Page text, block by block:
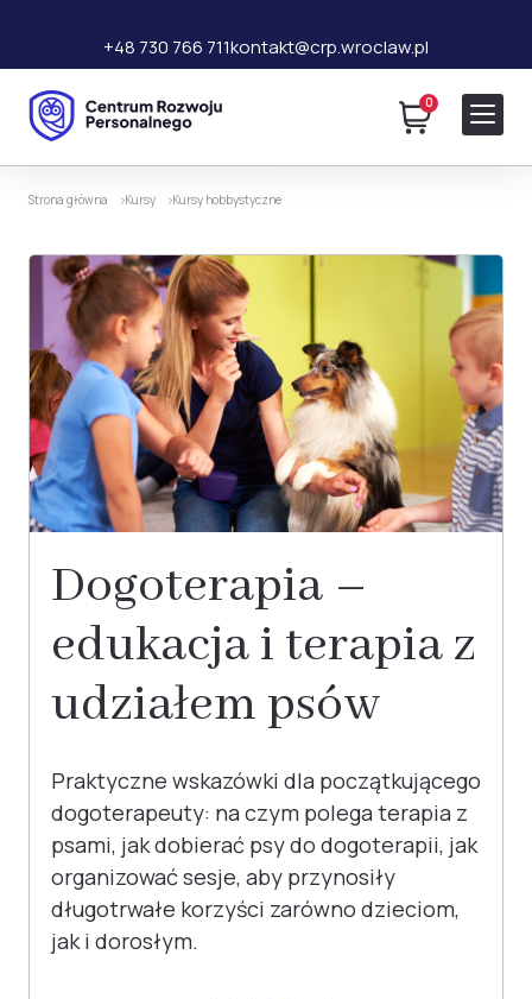
+48 730 766 711kontakt@crp.wroclaw.pl
0
99 zł310 zł Dodaj do koszyka
Strona główna Kursy Kursy hobbystyczne
Dogoterapia –
edukacja i terapia z
udziałem psów
Praktyczne wskazówki dla początkującego
dogoterapeuty: na czym polega terapia z
psami, jak dobierać psy do dogoterapii, jak
organizować sesje, aby przynosiły
długotrwałe korzyści zarówno dzieciom,
jak i dorosłym.